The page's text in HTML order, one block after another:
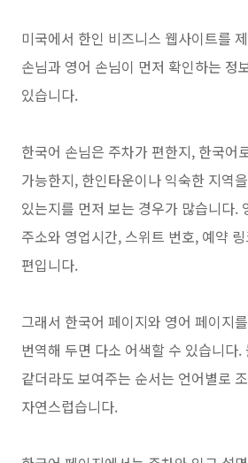
미국에서 한인 비즈니스 웹사이트를
손님과 영어 손님이 먼저 확인하는 정
있습니다.
한국어 손님은 주차가 편한지, 한국어
가능한지, 한인타운이나 익숙한 지역
있는지를 먼저 보는 경우가 많습니다.
주소와 영업시간, 스위트 번호, 예약
편입니다.
그래서 한국어 페이지와 영어 페이지
번역해 두면 다소 어색할 수 있습니다.
같더라도 보여주는 순서는 언어별로
자연스럽습니다.